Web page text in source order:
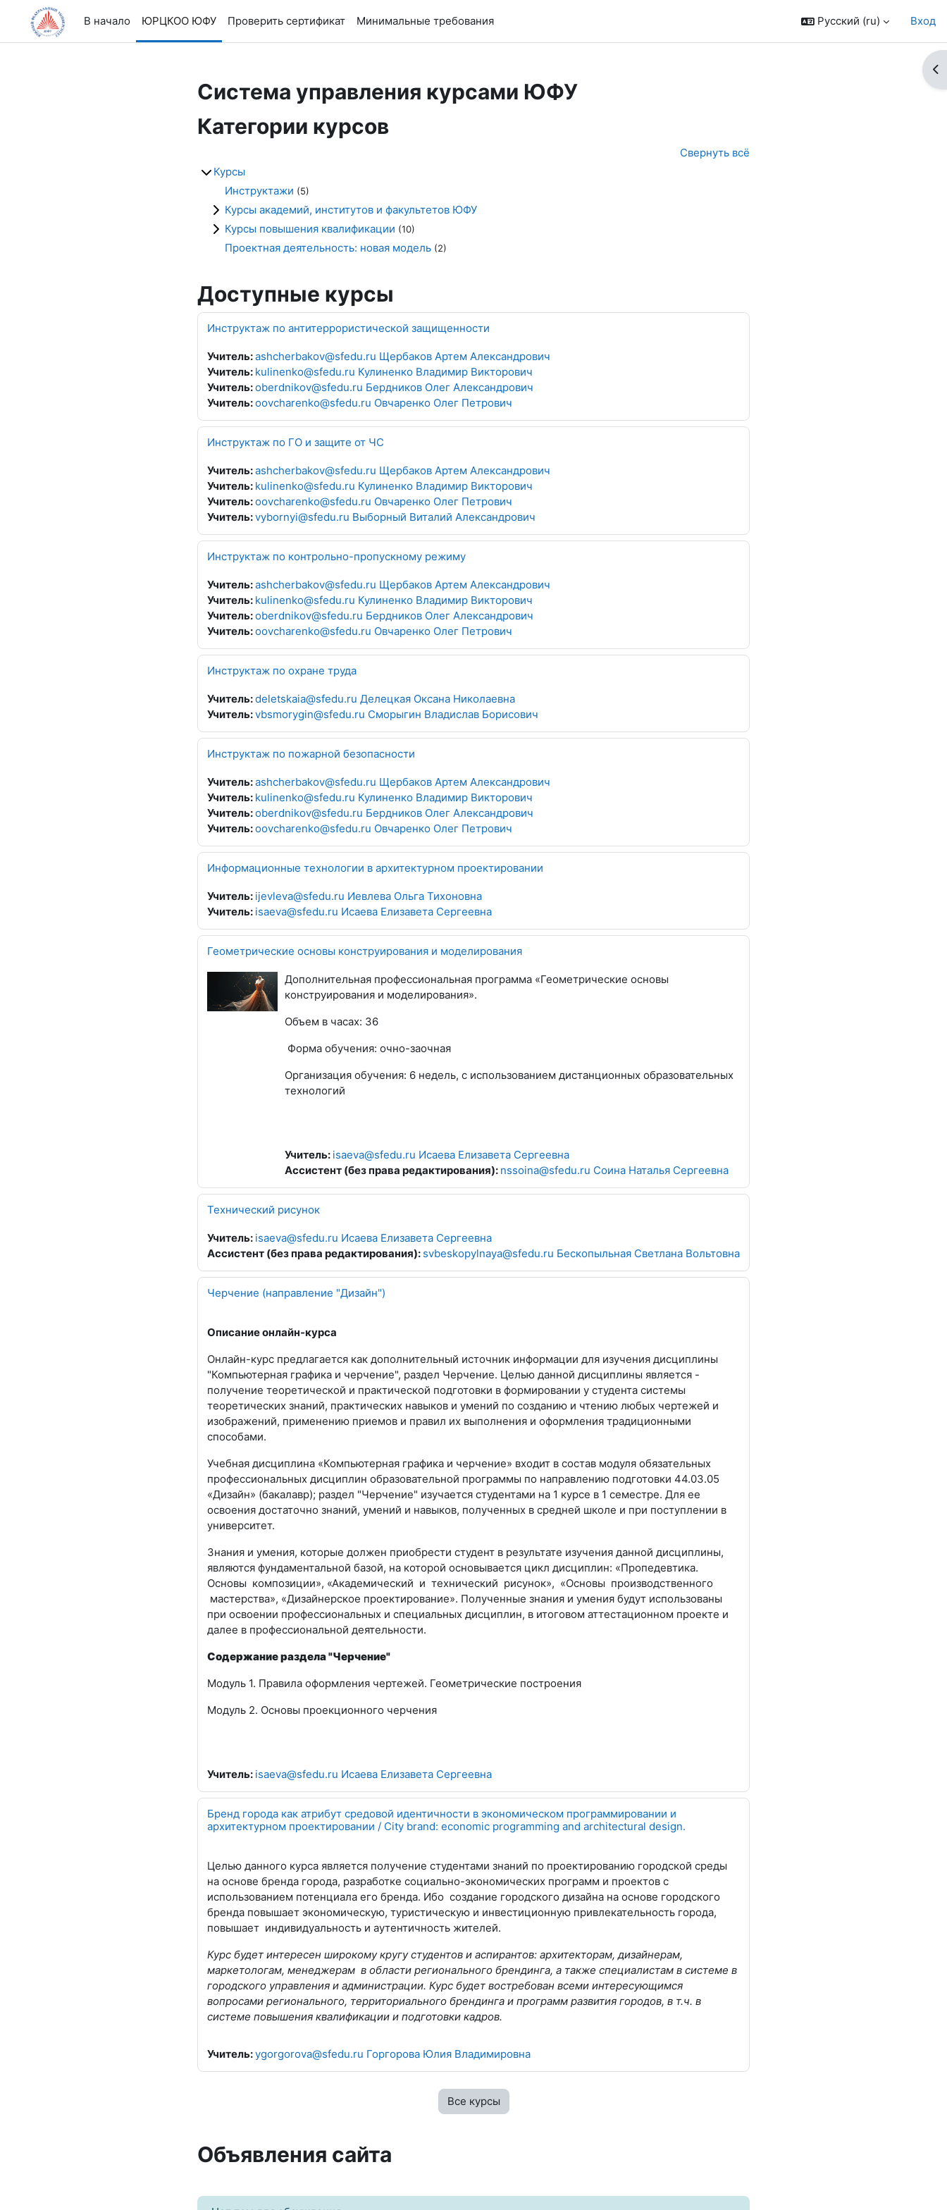
Перейти к основному содержанию
В начало
ЮРЦКОО ЮФУ Проверить сертификат Минимальные требования Русский ‎(ru)‎ Вход
Система управления курсами ЮФУ
Категории курсов
Свернуть всё
Курсы
Инструктажи (5)
Курсы академий, институтов и факультетов ЮФУ
Курсы повышения квалификации (10)
Проектная деятельность: новая модель (2)
Доступные курсы
Инструктаж по антитеррористической защищенности
Учитель:ashcherbakov@sfedu.ru Щербаков Артем Александрович
Учитель: kulinenko@sfedu.ru Кулиненко Владимир Викторович
Учитель:oberdnikov@sfedu.ru Бердников Олег Александрович
Учитель:oovcharenko@sfedu.ru Овчаренко Олег Петрович
Инструктаж по ГО и защите от ЧС
Учитель:ashcherbakov@sfedu.ru Щербаков Артем Александрович
Учитель: kulinenko@sfedu.ru Кулиненко Владимир Викторович
Учитель:oovcharenko@sfedu.ru Овчаренко Олег Петрович
Учитель:vybornyi@sfedu.ru Выборный Виталий Александрович
Инструктаж по контрольно-пропускному режиму
Учитель:ashcherbakov@sfedu.ru Щербаков Артем Александрович
Учитель: kulinenko@sfedu.ru Кулиненко Владимир Викторович
Учитель:oberdnikov@sfedu.ru Бердников Олег Александрович
Учитель:oovcharenko@sfedu.ru Овчаренко Олег Петрович
Инструктаж по охране труда
Учитель:deletskaia@sfedu.ru Делецкая Оксана Николаевна
Учитель:vbsmorygin@sfedu.ru Сморыгин Владислав Борисович
Инструктаж по пожарной безопасности
Учитель:ashcherbakov@sfedu.ru Щербаков Артем Александрович
Учитель: kulinenko@sfedu.ru Кулиненко Владимир Викторович
Учитель:oberdnikov@sfedu.ru Бердников Олег Александрович
Учитель:oovcharenko@sfedu.ru Овчаренко Олег Петрович
Информационные технологии в архитектурном проектировании
Учитель: ijevleva@sfedu.ru Иевлева Ольга Тихоновна
Учитель: isaeva@sfedu.ru Исаева Елизавета Сергеевна
Геометрические основы конструирования и моделирования
Дополнительная профессиональная программа «Геометрические основы
конструирования и моделирования».
Объем в часах: 36
Форма обучения: очно-заочная
Организация обучения: 6 недель, с использованием дистанционных образовательных
технологий
Учитель: isaeva@sfedu.ru Исаева Елизавета Сергеевна
Ассистент (без права редактирования): nssoina@sfedu.ru Соина Наталья Сергеевна
Технический рисунок
Учитель: isaeva@sfedu.ru Исаева Елизавета Сергеевна
Ассистент (без права редактирования): svbeskopylnaya@sfedu.ru Бескопыльная Светлана Вольтовна
Черчение (направление "Дизайн")
Описание онлайн-курса
Онлайн-курс предлагается как дополнительный источник информации для изучения дисциплины
"Компьютерная графика и черчение", раздел Черчение. Целью данной дисциплины является -
получение теоретической и практической подготовки в формировании у студента системы
теоретических знаний, практических навыков и умений по созданию и чтению любых чертежей и
изображений, применению приемов и правил их выполнения и оформления традиционными
способами.
Учебная дисциплина «Компьютерная графика и черчение» входит в состав модуля обязательных
профессиональных дисциплин образовательной программы по направлению подготовки 44.03.05
«Дизайн» (бакалавр); раздел "Черчение" изучается студентами на 1 курсе в 1 семестре. Для ее
освоения достаточно знаний, умений и навыков, полученных в средней школе и при поступлении в
университет.
Знания и умения, которые должен приобрести студент в результате изучения данной дисциплины,
являются фундаментальной базой, на которой основывается цикл дисциплин: «Пропедевтика.
Основы композиции», «Академический и технический рисунок», «Основы производственного
мастерства», «Дизайнерское проектирование». Полученные знания и умения будут использованы
при освоении профессиональных и специальных дисциплин, в итоговом аттестационном проекте и
далее в профессиональной деятельности.
Содержание раздела "Черчение"
Модуль 1. Правила оформления чертежей. Геометрические построения
Модуль 2. Основы проекционного черчения
Учитель: isaeva@sfedu.ru Исаева Елизавета Сергеевна
Бренд города как атрибут средовой идентичности в экономическом программировании и
архитектурном проектировании / City brand: economic programming and architectural design.
Целью данного курса является получение студентами знаний по проектированию городской среды
на основе бренда города, разработке социально-экономических программ и проектов с
использованием потенциала его бренда. Ибо создание городского дизайна на основе городского
бренда повышает экономическую, туристическую и инвестиционную привлекательность города,
повышает индивидуальность и аутентичность жителей.
Курс будет интересен широкому кругу студентов и аспирантов: архитекторам, дизайнерам,
маркетологам, менеджерам в области регионального брендинга, а также специалистам в системе в
городского управления и администрации. Курс будет востребован всеми интересующимся
вопросами регионального, территориального брендинга и программ развития городов, в т.ч. в
системе повышения квалификации и подготовки кадров.
Учитель:ygorgorova@sfedu.ru Горгорова Юлия Владимировна
Все курсы
Объявления сайта